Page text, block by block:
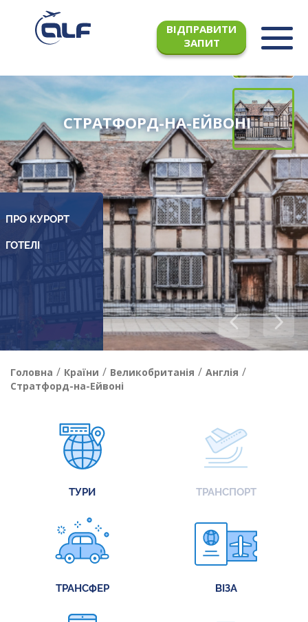
ВІДПРАВИТИ
ЗАПИТ
СТРАТФОРД-НА-ЕЙВОНІ
ПРО КУРОРТ
Головна / Країни / Великобританія / Англія /
Стратфорд-на-Ейвоні
ТУРИ ТРАНСПОРТ
ТРАНСФЕР ВІЗА